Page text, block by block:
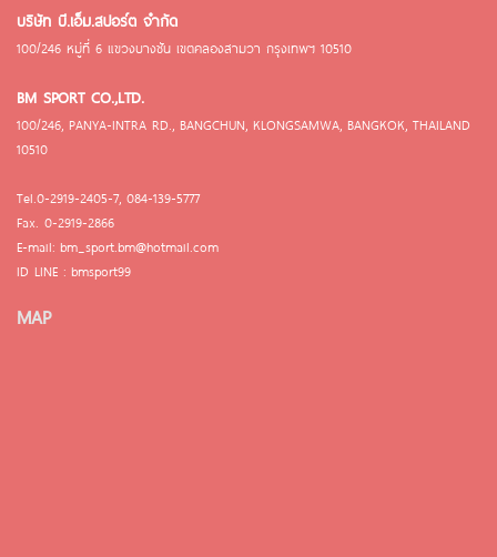
บริษัท บี.เอ็ม.สปอร์ต จำกัด
100/246 หมู่ที่ 6 แขวงบางชัน เขตคลองสามวา กรุงเทพฯ 10510
BM SPORT CO.,LTD.
100/246, PANYA-INTRA RD., BANGCHUN, KLONGSAMWA, BANGKOK, THAILAND
10510
Tel.0-2919-2405-7, 084-139-5777
Fax. 0-2919-2866
E-mail: bm_sport.bm@hotmail.com
ID LINE : bmsport99
MAP